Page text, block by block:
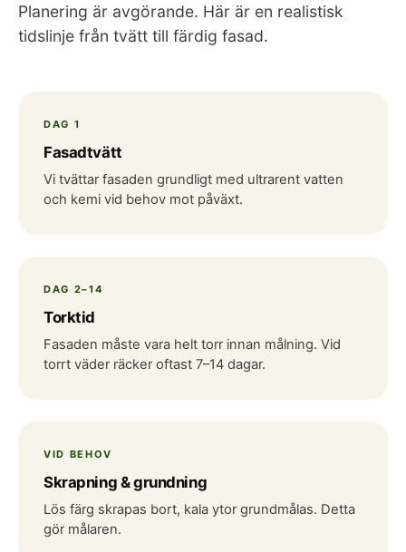
Planering är avgörande. Här är en realistisk
tidslinje från tvätt till färdig fasad.
DAG 1
Fasadtvätt
Vi tvättar fasaden grundligt med ultrarent vatten
och kemi vid behov mot påväxt.
DAG 2–14
Torktid
Fasaden måste vara helt torr innan målning. Vid
torrt väder räcker oftast 7–14 dagar.
VID BEHOV
Skrapning & grundning
Lös färg skrapas bort, kala ytor grundmålas. Detta
gör målaren.